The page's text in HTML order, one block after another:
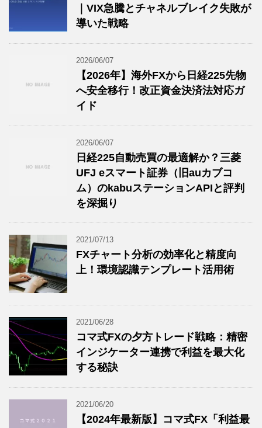
｜VIX急騰とチャネルブレイク失敗が
導いた戦略
2026/06/07
【2026年】海外FXから日経225先物
へ安全移行！改正資金決済法対応ガ
イド
2026/06/07
日経225自動売買の最適解か？三菱
UFJ eスマート証券（旧auカブコ
ム）のkabuステーションAPIと評判
を深掘り
2021/07/13
FXチャート分析の効率化と精度向
上！環境認識テンプレート活用術
2021/06/28
コマ式FXの夕方トレード戦略：精密
インジケーター連携で利益を最大化
する秘訣
2021/06/20
【2024年最新版】コマ式FX「利益最